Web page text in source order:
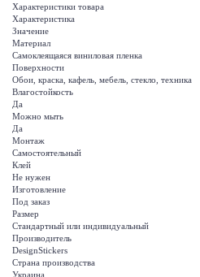
Характеристики товара
Характеристика
Значение
Материал
Самоклеящаяся виниловая пленка
Поверхности
Обои, краска, кафель, мебель, стекло, техника
Влагостойкость
Да
Можно мыть
Да
Монтаж
Самостоятельный
Клей
Не нужен
Изготовление
Под заказ
Размер
Стандартный или индивидуальный
Производитель
DesignStickers
Страна производства
Украина